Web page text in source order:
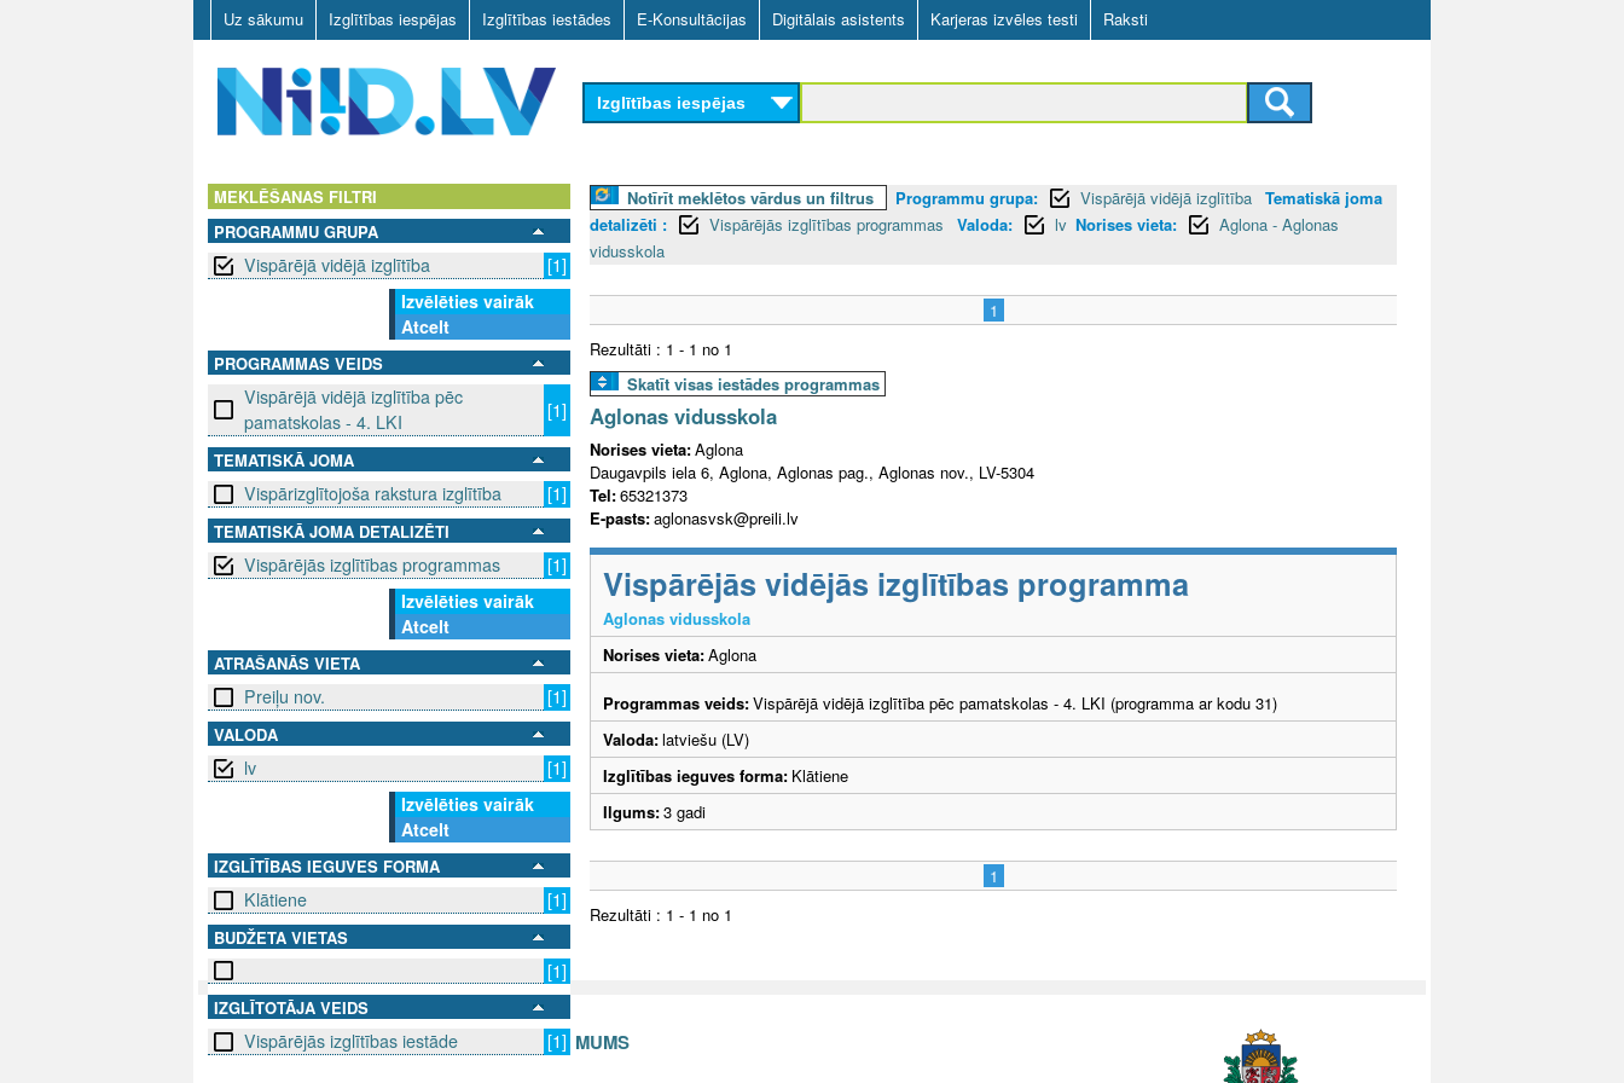
Skip
to
main
content
Uz sākumu Izglītības iespējas Izglītības iestādes E-Konsultācijas Digitālais asistents Karjeras izvēles testi Raksti
V
Izglītības iespējas
MEKLĒŠANAS FILTRI
PROGRAMMU GRUPA
Vispārējā vidējā izglītība
[1]
Izvēlēties vairāk
Atcelt
PROGRAMMAS VEIDS
Vispārējā vidējā izglītība pēc
pamatskolas - 4. LKI
[1]
TEMATISKĀ JOMA
Vispārizglītojoša rakstura izglītība [1]
TEMATISKĀ JOMA DETALIZĒTI
Vispārējās izglītības programmas
[1]
Izvēlēties vairāk
Atcelt
ATRAŠANĀS VIETA
Preiļu nov. [1]
VALODA
lv
[1]
Izvēlēties vairāk
Atcelt
IZGLĪTĪBAS IEGUVES FORMA
Klātiene [1]
BUDŽETA VIETAS
[1]
IZGLĪTOTĀJA VEIDS
Vispārējās izglītības iestāde [1]
Notīrīt meklētos vārdus un filtrus Programmu grupa: Vispārējā vidējā izglītība Tematiskā joma
detalizēti :
Vispārējās izglītības programmas Valoda: lv Norises vieta:
Aglona - Aglonas
vidusskola
1
Rezultāti : 1 - 1 no 1
Skatīt visas iestādes programmas
Aglonas vidusskola
Norises vieta:Aglona
Daugavpils iela 6, Aglona, Aglonas pag., Aglonas nov., LV-5304
Tel:65321373
E-pasts:aglonasvsk@preili.lv
Vispārējās vidējās izglītības programma
Aglonas vidusskola
Norises vieta:Aglona
Programmas veids:Vispārējā vidējā izglītība pēc pamatskolas - 4. LKI (programma ar kodu 31)
Valoda:latviešu (LV)
Izglītības ieguves forma: Klātiene
Ilgums:3 gadi
1
Rezultāti : 1 - 1 no 1
SEKO MUMS SAZINIES AR MUMS